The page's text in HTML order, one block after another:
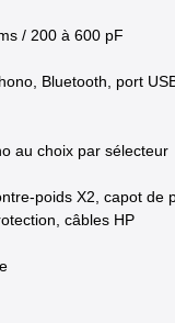
/ 200 à 600 pF
Bluetooth, port
au choix par sélecteur
poids X2, capot de
câbles HP